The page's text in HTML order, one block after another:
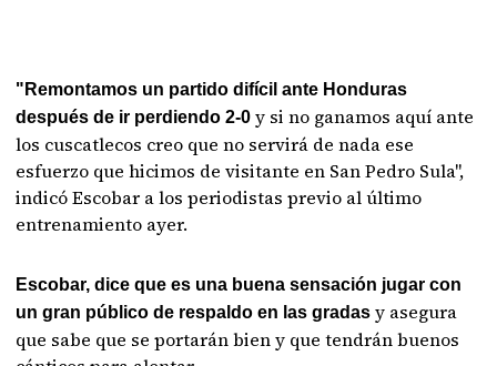
"Remontamos un partido difícil ante Honduras
después de ir perdiendo 2-0y si no ganamos aquí ante
los cuscatlecos creo que no servirá de nada ese
esfuerzo que hicimos de visitante en San Pedro Sula",
indicó Escobar a los periodistas previo al último
entrenamiento ayer.
Escobar, dice que es una buena sensación jugar con
un gran público de respaldo en las gradas y asegura
que sabe que se portarán bien y que tendrán buenos